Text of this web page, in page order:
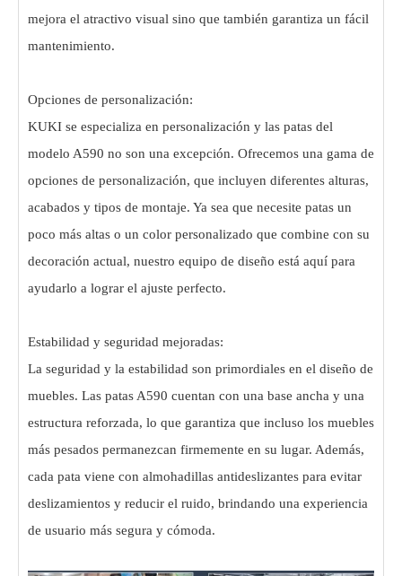
mejora el atractivo visual sino que también garantiza un fácil
mantenimiento.
Opciones de personalización:
KUKI se especializa en personalización y las patas del
modelo A590 no son una excepción. Ofrecemos una gama de
opciones de personalización, que incluyen diferentes alturas,
acabados y tipos de montaje. Ya sea que necesite patas un
poco más altas o un color personalizado que combine con su
decoración actual, nuestro equipo de diseño está aquí para
ayudarlo a lograr el ajuste perfecto.
Estabilidad y seguridad mejoradas:
La seguridad y la estabilidad son primordiales en el diseño de
muebles. Las patas A590 cuentan con una base ancha y una
estructura reforzada, lo que garantiza que incluso los muebles
más pesados ​​permanezcan firmemente en su lugar. Además,
cada pata viene con almohadillas antideslizantes para evitar
deslizamientos y reducir el ruido, brindando una experiencia
de usuario más segura y cómoda.